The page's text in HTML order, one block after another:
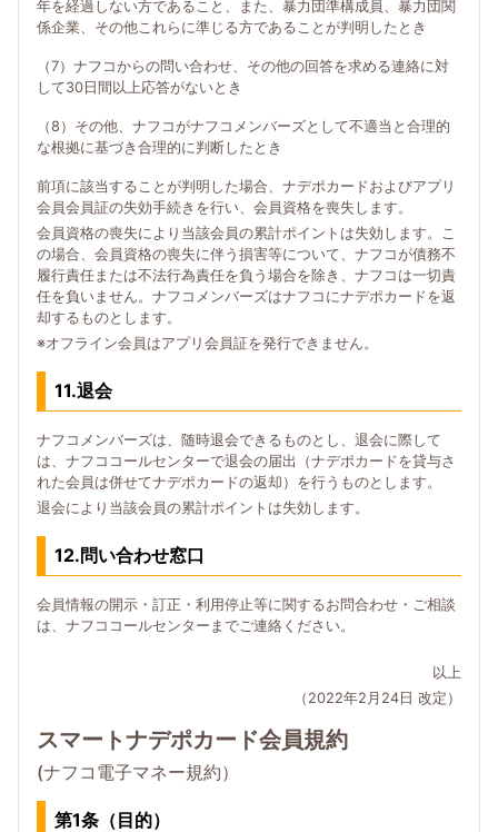
年を経過しない方であること、また、暴力団準構成員、暴力団関
係企業、その他これらに準じる方であることが判明したとき
（7）ナフコからの問い合わせ、その他の回答を求める連絡に対
して30日間以上応答がないとき
（8）その他、ナフコがナフコメンバーズとして不適当と合理的
な根拠に基づき合理的に判断したとき
前項に該当することが判明した場合、ナデポカードおよびアプリ
会員会員証の失効手続きを行い、会員資格を喪失します。
会員資格の喪失により当該会員の累計ポイントは失効します。こ
の場合、会員資格の喪失に伴う損害等について、ナフコが債務不
履行責任または不法行為責任を負う場合を除き、ナフコは一切責
任を負いません。ナフコメンバーズはナフコにナデポカードを返
却するものとします。
※オフライン会員はアプリ会員証を発行できません。
11.退会
ナフコメンバーズは、随時退会できるものとし、退会に際して
は、ナフココールセンターで退会の届出（ナデポカードを貸与さ
れた会員は併せてナデポカードの返却）を行うものとします。
退会により当該会員の累計ポイントは失効します。
12.問い合わせ窓口
会員情報の開示・訂正・利用停止等に関するお問合わせ・ご相談
は、ナフココールセンターまでご連絡ください。
以上
（2022年2月24日 改定）
スマートナデポカード会員規約
(ナフコ電子マネー規約）
第1条（目的）